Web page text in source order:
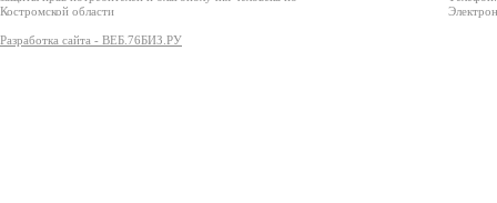
Костромской области
Разработка сайта - ВЕБ.76БИЗ.РУ